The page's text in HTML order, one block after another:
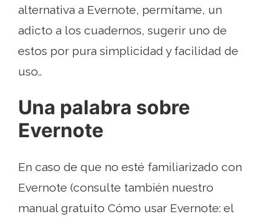
alternativa a Evernote, permítame, un
adicto a los cuadernos, sugerir uno de
estos por pura simplicidad y facilidad de
uso..
Una palabra sobre
Evernote
En caso de que no esté familiarizado con
Evernote (consulte también nuestro
manual gratuito Cómo usar Evernote: el